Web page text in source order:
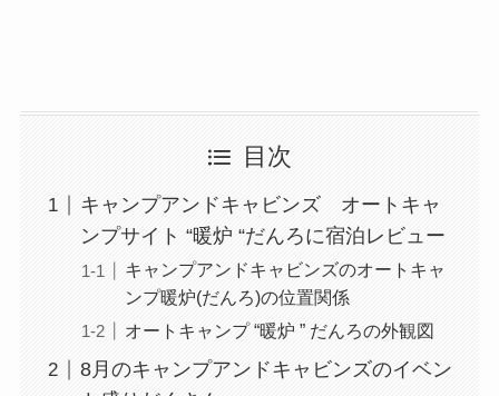
目次
キャンプアンドキャビンズ オートキャ
ンプサイト “暖炉 “だんろに宿泊レビュー
キャンプアンドキャビンズのオートキャ
ンプ暖炉(だんろ)の位置関係
オートキャンプ “暖炉 ” だんろの外観図
8月のキャンプアンドキャビンズのイベン